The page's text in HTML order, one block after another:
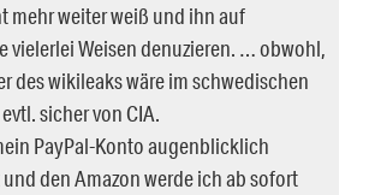
mehr weiter weiß und ihn auf
vielerlei Weisen denuzieren. … obwohl,
des wikileaks wäre im schwedischen
sicher von CIA.
PayPal-Konto augenblicklich
den Amazon werde ich ab sofort